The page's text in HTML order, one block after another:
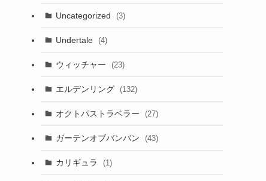
Uncategorized (3)
Undertale (4)
ウィッチャー (23)
エルデンリング (132)
オクトパストラベラー (27)
ガーテンオブバンバン (43)
カリギュラ (1)